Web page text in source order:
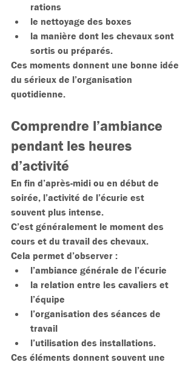
rations
le nettoyage des boxes
la manière dont les chevaux sont
sortis ou préparés.
Ces moments donnent une bonne idée
du sérieux de l’organisation
quotidienne.
Comprendre l’ambiance
pendant les heures
d’activité
En fin d’après-midi ou en début de
soirée, l’activité de l’écurie est
souvent plus intense.
C’est généralement le moment des
cours et du travail des chevaux.
Cela permet d’observer :
l’ambiance générale de l’écurie
la relation entre les cavaliers et
l’équipe
l’organisation des séances de
travail
l’utilisation des installations.
Ces éléments donnent souvent une